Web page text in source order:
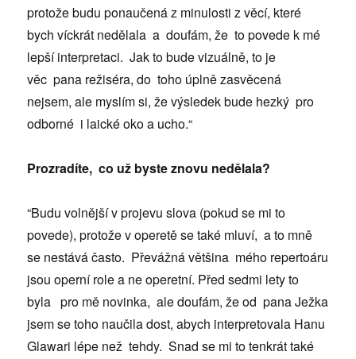
protože budu ponaučená z minulosti z věcí, které
bych víckrát nedělala a doufám, že to povede k mé
lepší interpretaci. Jak to bude vizuálně, to je
věc pana režiséra, do toho úplně zasvěcená
nejsem, ale myslím si, že výsledek bude hezký pro
odborné i laické oko a ucho.“
Prozradíte, co už byste znovu nedělala?
“Budu volnější v projevu slova (pokud se mi to
povede), protože v operetě se také mluví, a to mně
se nestává často. Převážná většina mého repertoáru
jsou operní role a ne operetní. Před sedmi lety to
byla pro mě novinka, ale doufám, že od pana Ježka
jsem se toho naučila dost, abych interpretovala Hanu
Glawari lépe než tehdy. Snad se mi to tenkrát také